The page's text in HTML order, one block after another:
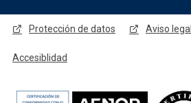
Menú legal
Protección de datos Aviso legal
Accesiblidad